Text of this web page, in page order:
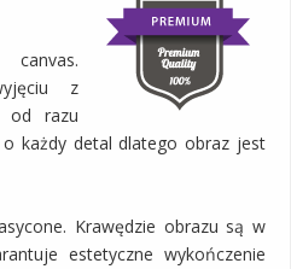
z
od razu
każdy detal dlatego obraz jest
Krawędzie obrazu są w
estetyczne wykończenie